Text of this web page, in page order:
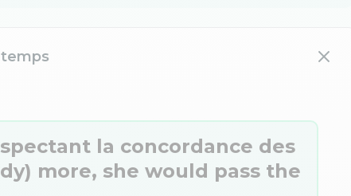
la concordance des
more, she would pass the